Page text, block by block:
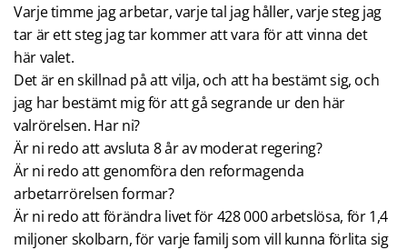
Varje timme jag arbetar, varje tal jag håller, varje steg jag
tar är ett steg jag tar kommer att vara för att vinna det
här valet.
Det är en skillnad på att vilja, och att ha bestämt sig, och
jag har bestämt mig för att gå segrande ur den här
valrörelsen. Har ni?
Är ni redo att avsluta 8 år av moderat regering?
Är ni redo att genomföra den reformagenda
arbetarrörelsen formar?
Är ni redo att förändra livet för 428 000 arbetslösa, för 1,4
miljoner skolbarn, för varje familj som vill kunna förlita sig